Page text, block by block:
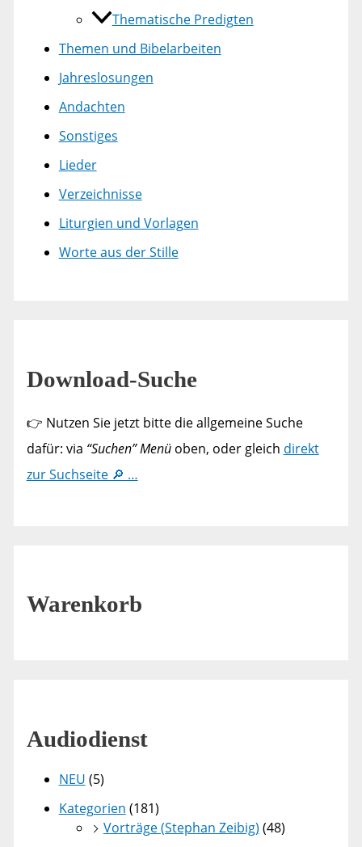
Thematische Predigten
Themen und Bibelarbeiten
Jahreslosungen
Andachten
Sonstiges
Lieder
Verzeichnisse
Liturgien und Vorlagen
Worte aus der Stille
Download-Suche
👉 Nutzen Sie jetzt bitte die allgemeine Suche
dafür: via “Suchen” Menüoben, oder gleich direkt
zur Suchseite 🔎 …
Warenkorb
Audiodienst
NEU (5)
Kategorien (181)
Vorträge (Stephan Zeibig) (48)